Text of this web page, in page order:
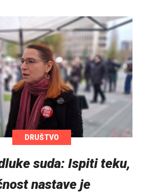
DRUŠTVO
suda: Ispiti teku,
nastave je